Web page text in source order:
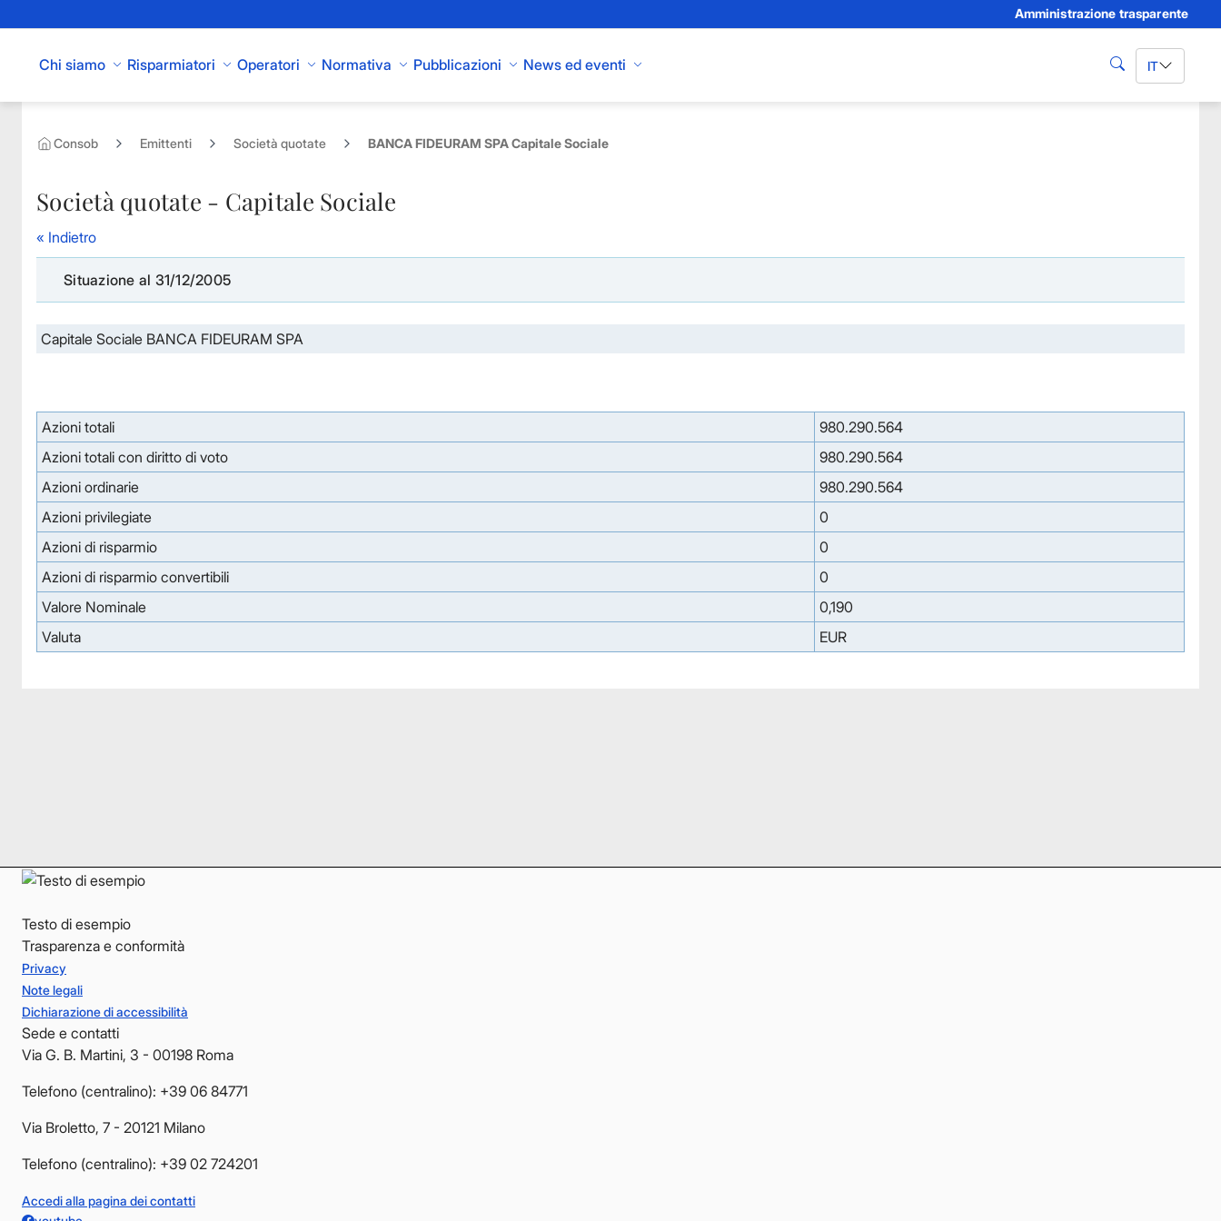
Amministrazione trasparente
Chi siamo Risparmiatori Operatori Normativa Pubblicazioni News ed eventi cerca IT
Consob Emittenti Società quotate BANCA FIDEURAM SPA Capitale Sociale
Società quotate - Capitale Sociale
« Indietro
Situazione al 31/12/2005
Capitale Sociale BANCA FIDEURAM SPA
Azioni totali
980.290.564
Azioni totali con diritto di voto
980.290.564
Azioni ordinarie
980.290.564
Azioni privilegiate
0
Azioni di risparmio
0
Azioni di risparmio convertibili
0
Valore Nominale
0,190
Valuta
EUR
Testo di esempio
Trasparenza e conformità
Privacy
Note legali
Dichiarazione di accessibilità
Sede e contatti
Via G. B. Martini, 3 - 00198 Roma
Telefono (centralino): +39 06 84771
Via Broletto, 7 - 20121 Milano
Telefono (centralino): +39 02 724201
Accedi alla pagina dei contatti